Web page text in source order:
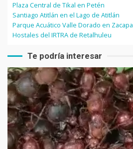
Plaza Central de Tikal en Petén
Santiago Atitlán en el Lago de Atitlán
Parque Acuático Valle Dorado en Zacapa
Hostales del IRTRA de Retalhuleu
Te podría interesar